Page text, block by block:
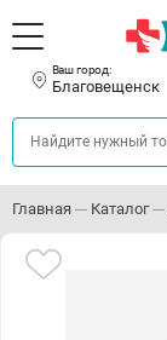
Ваш город:
Благовещенск
Главная Каталог